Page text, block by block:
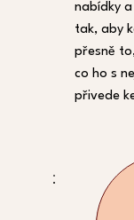
nabídky a
tak, aby
přesně
co ho s
přivede